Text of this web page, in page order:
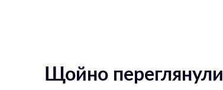
Щойно переглянули